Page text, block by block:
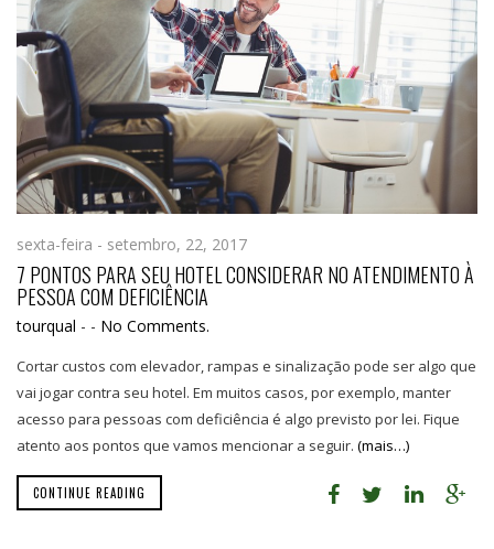
sexta-feira - setembro, 22, 2017
7 PONTOS PARA SEU HOTEL CONSIDERAR NO ATENDIMENTO À
PESSOA COM DEFICIÊNCIA
tourqual - - No Comments.
Cortar custos com elevador, rampas e sinalização pode ser algo que
vai jogar contra seu hotel. Em muitos casos, por exemplo, manter
acesso para pessoas com deficiência é algo previsto por lei. Fique
atento aos pontos que vamos mencionar a seguir. (mais…)
CONTINUE READING